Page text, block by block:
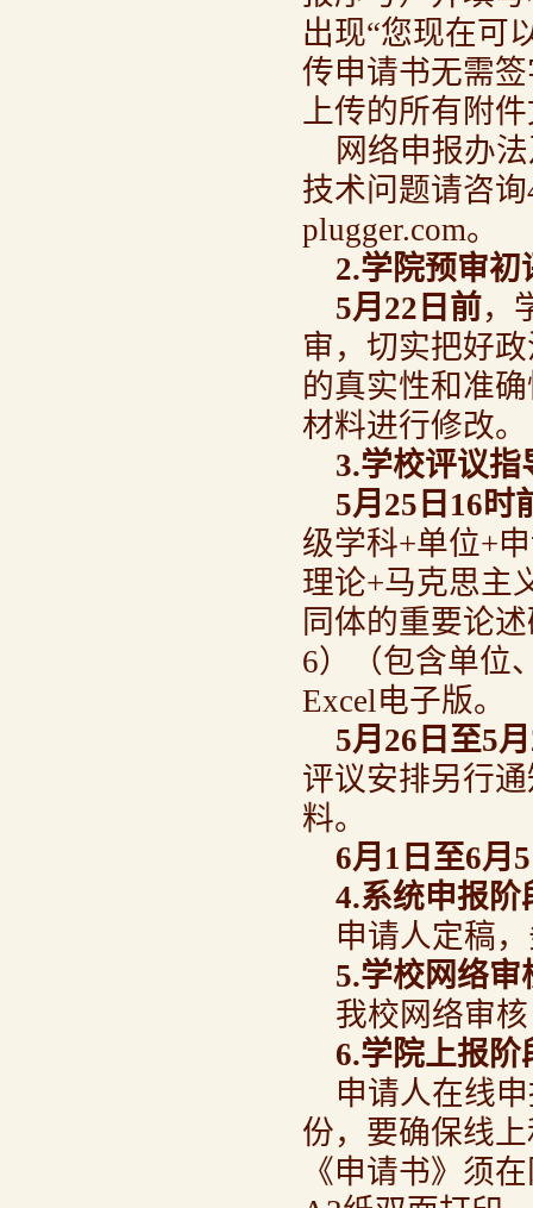
出现“您现在可
传申请书无需
上传的所有附
网络申报办
技术问题请咨询
plugger.com。
2.学院预审初
5月22日前，
审，切实把好
的真实性和准
材料进行修改。
3.学校评议指
5月25日16时
级学科+单位+
理论+马克思主
同体的重要论
6）（包含单位
Excel电子版。
5月26日至5
评议安排另行
料。
6月1日至6月
4.系统申报阶
申请人定稿
5.学校网络审
我校网络审
6.学院上报阶
申请人在线
份，要确保线
《申请书》须